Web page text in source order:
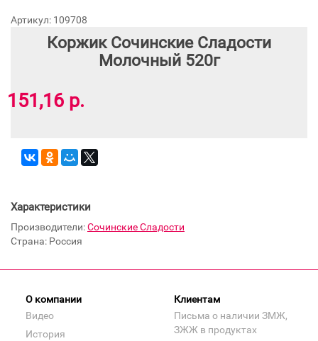
Артикул: 109708
Коржик Сочинские Сладости
Молочный 520г
151,16 р.
Характеристики
Производители:Сочинские Сладости
Страна: Россия
О компании
Видео
История
Клиентам
Письма о наличии ЗМЖ,
ЗЖЖ в продуктах